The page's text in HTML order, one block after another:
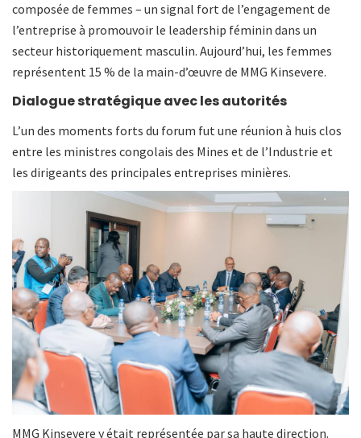
composée de femmes – un signal fort de l’engagement de
l’entreprise à promouvoir le leadership féminin dans un
secteur historiquement masculin. Aujourd’hui, les femmes
représentent 15 % de la main-d’œuvre de MMG Kinsevere.
Dialogue stratégique avec les autorités
L’un des moments forts du forum fut une réunion à huis clos
entre les ministres congolais des Mines et de l’Industrie et
les dirigeants des principales entreprises minières.
MMG Kinsevere y était représentée par sa haute direction.